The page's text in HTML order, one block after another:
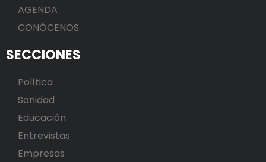
AGENDA
CONÓCENOS
SECCIONES
Política
Sanidad
Educación
Entrevistas
Empresas